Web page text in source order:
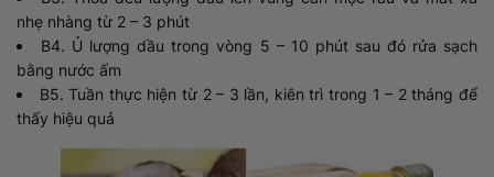
nhẹ nhàng từ 2 – 3 phút
B4. Ủ lượng dầu trong vòng 5 – 10 phút sau đó rửa sạch
bằng nước ấm
B5. Tuần thực hiện từ 2 – 3 lần, kiên trì trong 1 – 2 tháng để
thấy hiệu quả